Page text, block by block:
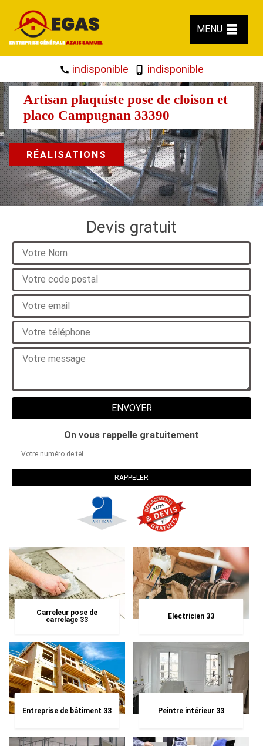
MENU
indisponible indisponible
Artisan plaquiste pose de cloison et
placo Campugnan 33390
RÉALISATIONS
Devis gratuit
On vous rappelle gratuitement
Carreleur pose de
carrelage 33
Electricien 33
Entreprise de bâtiment 33 Peintre intérieur 33